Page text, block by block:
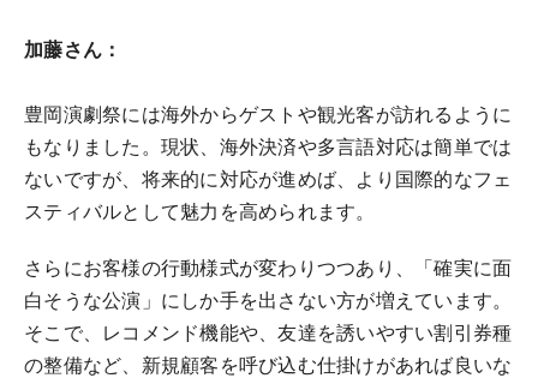
加藤さん：
豊岡演劇祭には海外からゲストや観光客が訪れるように
もなりました。現状、海外決済や多言語対応は簡単では
ないですが、将来的に対応が進めば、より国際的なフェ
スティバルとして魅力を高められます。
さらにお客様の行動様式が変わりつつあり、「確実に面
白そうな公演」にしか手を出さない方が増えています。
そこで、レコメンド機能や、友達を誘いやすい割引券種
の整備など、新規顧客を呼び込む仕掛けがあれば良いな